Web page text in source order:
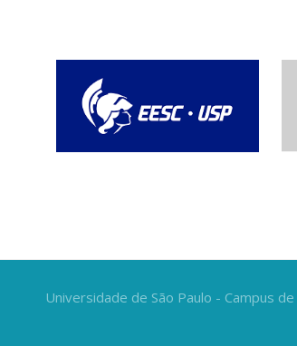
Universidade de São Paulo - Campus de